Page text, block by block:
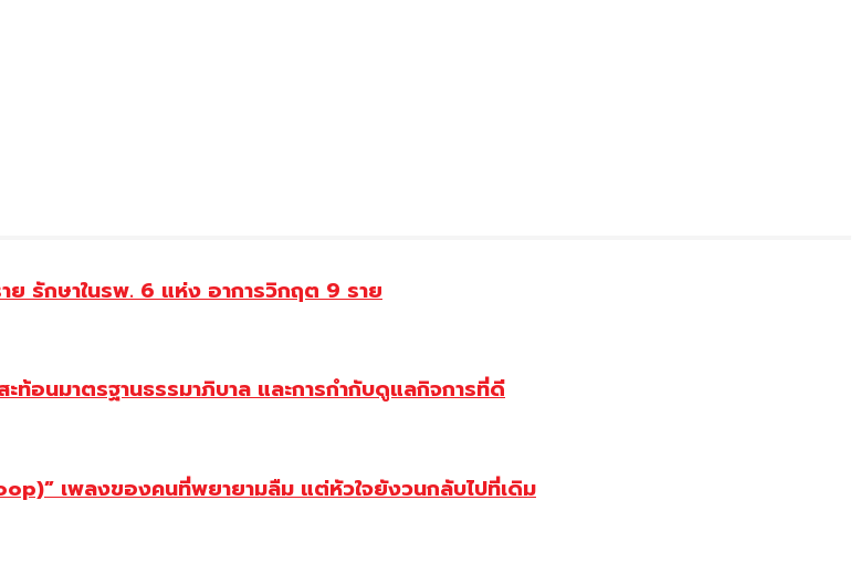
ย รักษาในรพ. 6 แห่ง อาการวิกฤต 9 ราย
อนมาตรฐานธรรมาภิบาล และการกำกับดูแลกิจการที่ดี
เพลงของคนที่พยายามลืม แต่หัวใจยังวนกลับไปที่เดิม